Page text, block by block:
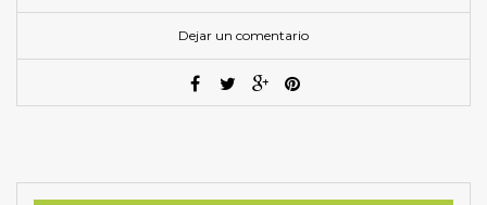
Dejar un comentario